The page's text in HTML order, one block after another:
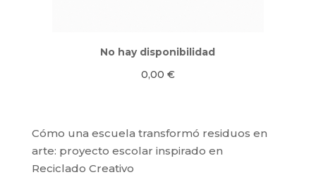
No hay disponibilidad
0,00 €
Cómo una escuela transformó residuos en
arte: proyecto escolar inspirado en
Reciclado Creativo